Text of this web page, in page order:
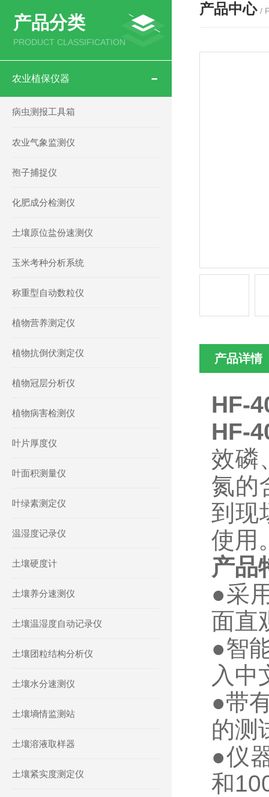
产品分类
PRODUCT CLASSIFICATION
农业植保仪器
病虫测报工具箱
农业气象监测仪
孢子捕捉仪
化肥成分检测仪
土壤原位盐份速测仪
玉米考种分析系统
称重型自动数粒仪
植物营养测定仪
植物抗倒伏测定仪
植物冠层分析仪
植物病害检测仪
叶片厚度仪
叶面积测量仪
叶绿素测定仪
温湿度记录仪
土壤硬度计
土壤养分速测仪
土壤温湿度自动记录仪
土壤团粒结构分析仪
土壤水分速测仪
土壤墒情监测站
土壤溶液取样器
土壤紧实度测定仪
产品中心 /
产品详情
HF-
HF-
效磷
氮的
到现
使用
产品
●采
面直
●智
入中
●带
的测
●仪
和